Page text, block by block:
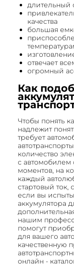
длительный
качества
большая
отвечает
огромный
Как
Чтобы понять
надлежит
требует
количество
с автомобилем
моментов, на
каждый
стартовый ток,
если вы
аккумулятора
нашим
помогут
для вашего
качественную
онлайн -